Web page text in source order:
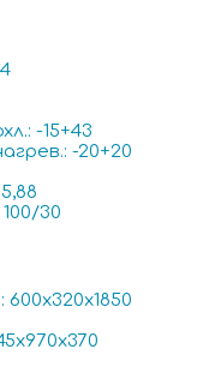
-15+43
-20+20
30